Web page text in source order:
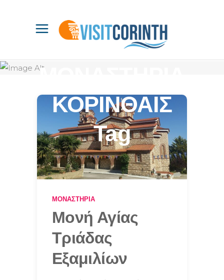
ΜΟΝΑΣΤΗΡΙΑ
ΚΟΡΙΝΘΑΙΣ
Tag
ΜΟΝΑΣΤΉΡΙΑ
Μονή Αγίας
Τριάδας
Εξαμιλίων